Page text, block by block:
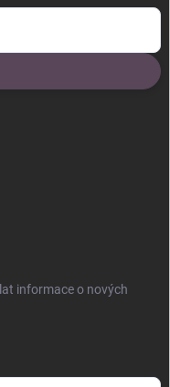
informace o nových